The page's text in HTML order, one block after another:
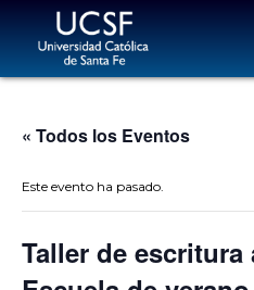
« Todos los Eventos
Este evento ha pasado.
Taller de escritura